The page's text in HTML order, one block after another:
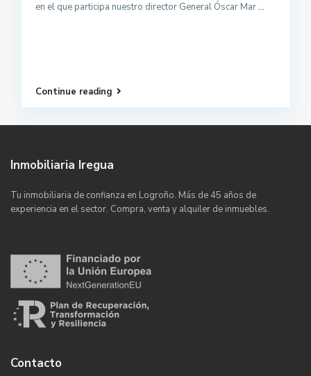
en el que participa nuestro director General Óscar Mar...
Continue reading
Inmobiliaria Iregua
Tu inmobiliaria de confianza en Logroño. Más de 45 años de
experiencia en el sector. Compra, venta y alquiler de inmuebles.
Contacto